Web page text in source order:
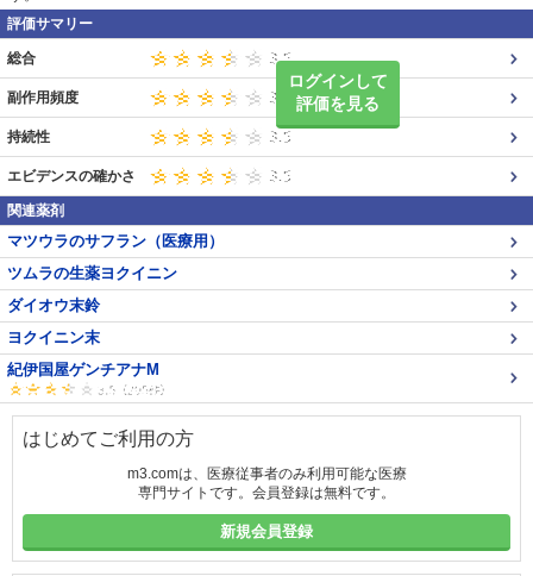
評価サマリー
ログインして
評価を見る
総合
副作用頻度
持続性
エビデンスの確かさ
関連薬剤
マツウラのサフラン（医療用）
ツムラの生薬ヨクイニン
ダイオウ末鈴
ヨクイニン末
紀伊国屋ゲンチアナM
はじめてご利用の方
m3.comは、医療従事者のみ利用可能な医療
専門サイトです。会員登録は無料です。
新規会員登録